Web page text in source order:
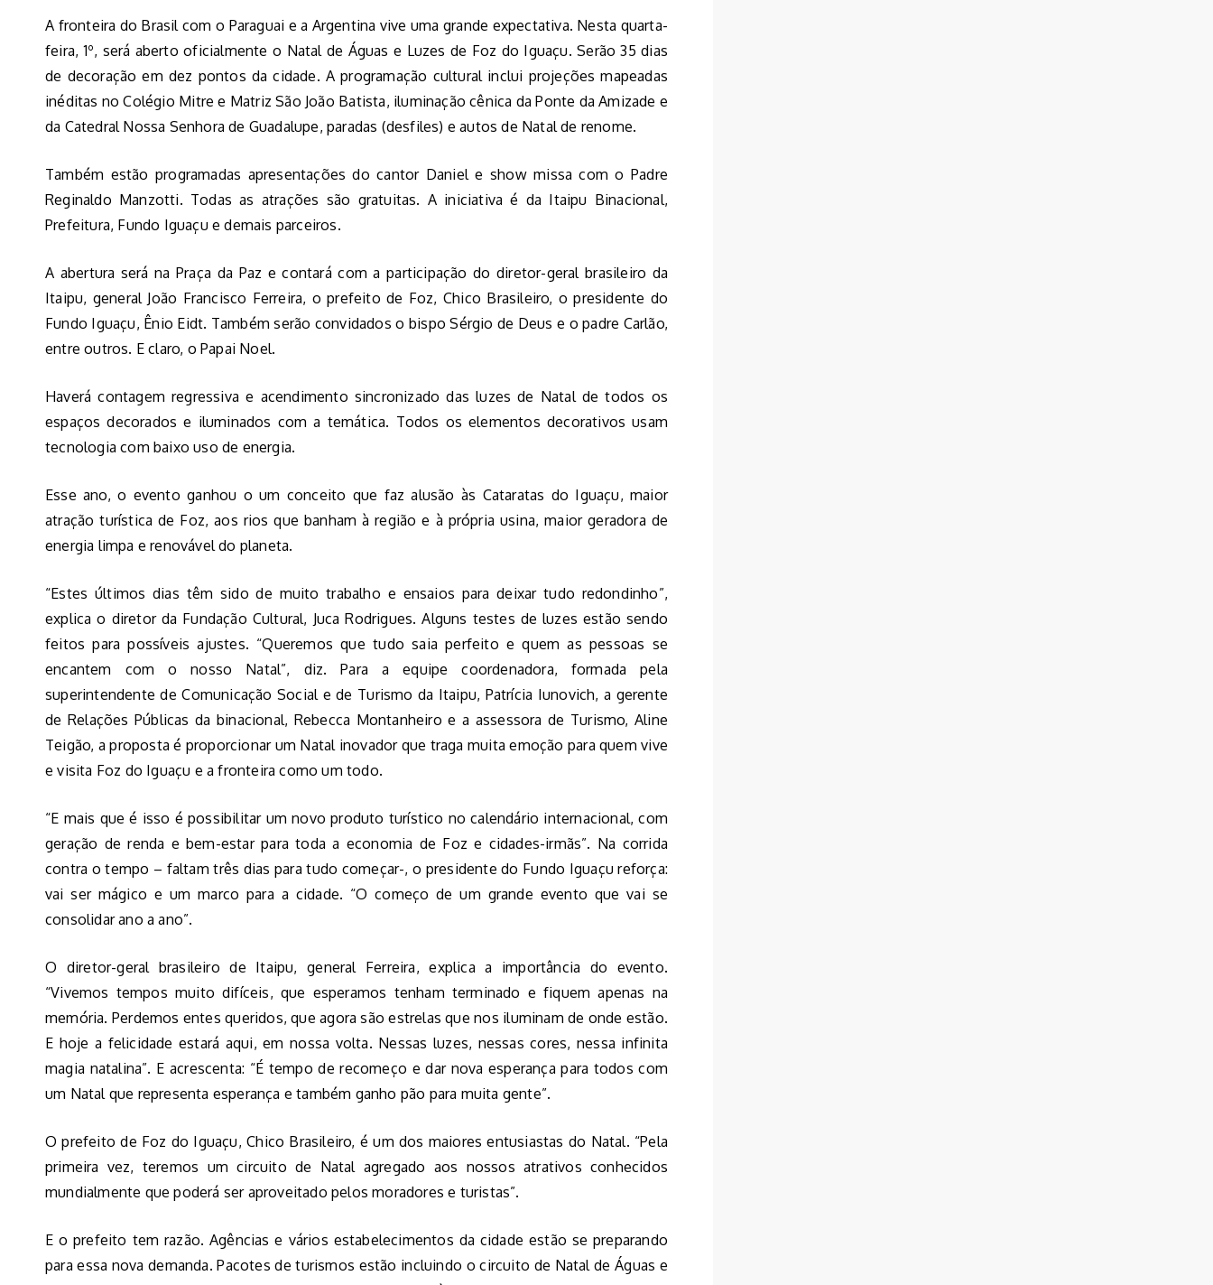
A fronteira do Brasil com o Paraguai e a Argentina vive uma grande expectativa. Nesta quarta-
feira, 1º, será aberto oficialmente o Natal de Águas e Luzes de Foz do Iguaçu. Serão 35 dias
de decoração em dez pontos da cidade. A programação cultural inclui projeções mapeadas
inéditas no Colégio Mitre e Matriz São João Batista, iluminação cênica da Ponte da Amizade e
da Catedral Nossa Senhora de Guadalupe, paradas (desfiles) e autos de Natal de renome.
Também estão programadas apresentações do cantor Daniel e show missa com o Padre
Reginaldo Manzotti. Todas as atrações são gratuitas. A iniciativa é da Itaipu Binacional,
Prefeitura, Fundo Iguaçu e demais parceiros.
A abertura será na Praça da Paz e contará com a participação do diretor-geral brasileiro da
Itaipu, general João Francisco Ferreira, o prefeito de Foz, Chico Brasileiro, o presidente do
Fundo Iguaçu, Ênio Eidt. Também serão convidados o bispo Sérgio de Deus e o padre Carlão,
entre outros. E claro, o Papai Noel.
Haverá contagem regressiva e acendimento sincronizado das luzes de Natal de todos os
espaços decorados e iluminados com a temática. Todos os elementos decorativos usam
tecnologia com baixo uso de energia.
Esse ano, o evento ganhou o um conceito que faz alusão às Cataratas do Iguaçu, maior
atração turística de Foz, aos rios que banham à região e à própria usina, maior geradora de
energia limpa e renovável do planeta.
“Estes últimos dias têm sido de muito trabalho e ensaios para deixar tudo redondinho”,
explica o diretor da Fundação Cultural, Juca Rodrigues. Alguns testes de luzes estão sendo
feitos para possíveis ajustes. “Queremos que tudo saia perfeito e quem as pessoas se
encantem com o nosso Natal”, diz. Para a equipe coordenadora, formada pela
superintendente de Comunicação Social e de Turismo da Itaipu, Patrícia Iunovich, a gerente
de Relações Públicas da binacional, Rebecca Montanheiro e a assessora de Turismo, Aline
Teigão, a proposta é proporcionar um Natal inovador que traga muita emoção para quem vive
e visita Foz do Iguaçu e a fronteira como um todo.
“E mais que é isso é possibilitar um novo produto turístico no calendário internacional, com
geração de renda e bem-estar para toda a economia de Foz e cidades-irmãs”. Na corrida
contra o tempo – faltam três dias para tudo começar-, o presidente do Fundo Iguaçu reforça:
vai ser mágico e um marco para a cidade. “O começo de um grande evento que vai se
consolidar ano a ano”.
O diretor-geral brasileiro de Itaipu, general Ferreira, explica a importância do evento.
“Vivemos tempos muito difíceis, que esperamos tenham terminado e fiquem apenas na
memória. Perdemos entes queridos, que agora são estrelas que nos iluminam de onde estão.
E hoje a felicidade estará aqui, em nossa volta. Nessas luzes, nessas cores, nessa infinita
magia natalina”. E acrescenta: “É tempo de recomeço e dar nova esperança para todos com
um Natal que representa esperança e também ganho pão para muita gente”.
O prefeito de Foz do Iguaçu, Chico Brasileiro, é um dos maiores entusiastas do Natal. “Pela
primeira vez, teremos um circuito de Natal agregado aos nossos atrativos conhecidos
mundialmente que poderá ser aproveitado pelos moradores e turistas”.
E o prefeito tem razão. Agências e vários estabelecimentos da cidade estão se preparando
para essa nova demanda. Pacotes de turismos estão incluindo o circuito de Natal de Águas e